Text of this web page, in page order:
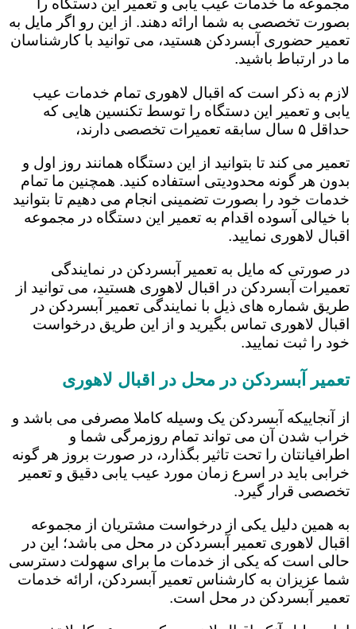
مجموعه ما خدمات عیب یابی و تعمیر این دستگاه را
بصورت تخصصی به شما ارائه دهند. از این رو اگر مایل به
تعمیر حضوری آبسردکن هستید، می توانید با کارشناسان
ما در ارتباط باشید.
لازم به ذکر است که اقبال لاهوری تمام خدمات عیب
یابی و تعمیر این دستگاه را توسط تکنسین هایی که
حداقل ۵ سال سابقه تعمیرات تخصصی دارند،
تعمیر می کند تا بتوانید از این دستگاه همانند روز اول و
بدون هر گونه محدودیتی استفاده کنید. همچنین ما تمام
خدمات خود را بصورت تضمینی انجام می دهیم تا بتوانید
با خیالی آسوده اقدام به تعمیر این دستگاه در مجموعه
اقبال لاهوری نمایید.
در صورتی که مایل به تعمیر آبسردکن در نمایندگی
تعمیرات آبسردکن در اقبال لاهوری هستید، می توانید از
طریق شماره های ذیل با نمایندگی تعمیر آبسردکن در
اقبال لاهوری تماس بگیرید و از این طریق درخواست
خود را ثبت نمایید.
تعمیر آبسردکن در محل در اقبال لاهوری
از آنجاییکه آبسردکن یک وسیله کاملا مصرفی می باشد و
خراب شدن آن می تواند تمام روزمرگی شما و
اطرافیانتان را تحت تاثیر بگذارد، در صورت بروز هر گونه
خرابی باید در اسرع زمان مورد عیب یابی دقیق و تعمیر
تخصصی قرار گیرد.
به همین دلیل یکی از درخواست مشتریان از مجموعه
اقبال لاهوری تعمیر آبسردکن در محل می باشد؛ این در
حالی است که یکی از خدمات ما برای سهولت دسترسی
شما عزیزان به کارشناس تعمیر آبسردکن، ارائه خدمات
تعمیر آبسردکن در محل است.